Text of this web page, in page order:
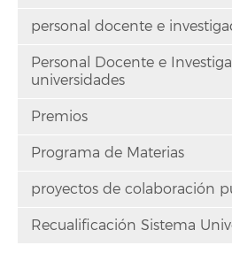
personal docente e
Personal Docente e
universidades
Premios
Programa de Materias
proyectos de colaboración
Recualificación Sistema